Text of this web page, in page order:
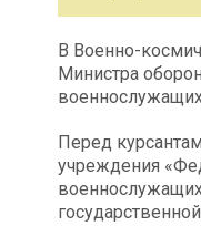
В Военно-
Министра
Перед
учреждения